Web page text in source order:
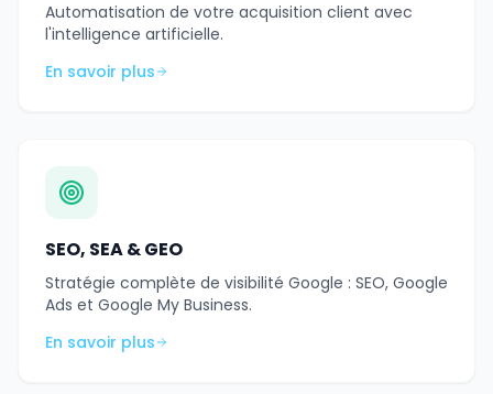
Automatisation de votre acquisition client avec
l'intelligence artificielle.
En savoir plus
SEO, SEA & GEO
Stratégie complète de visibilité Google : SEO, Google
Ads et Google My Business.
En savoir plus